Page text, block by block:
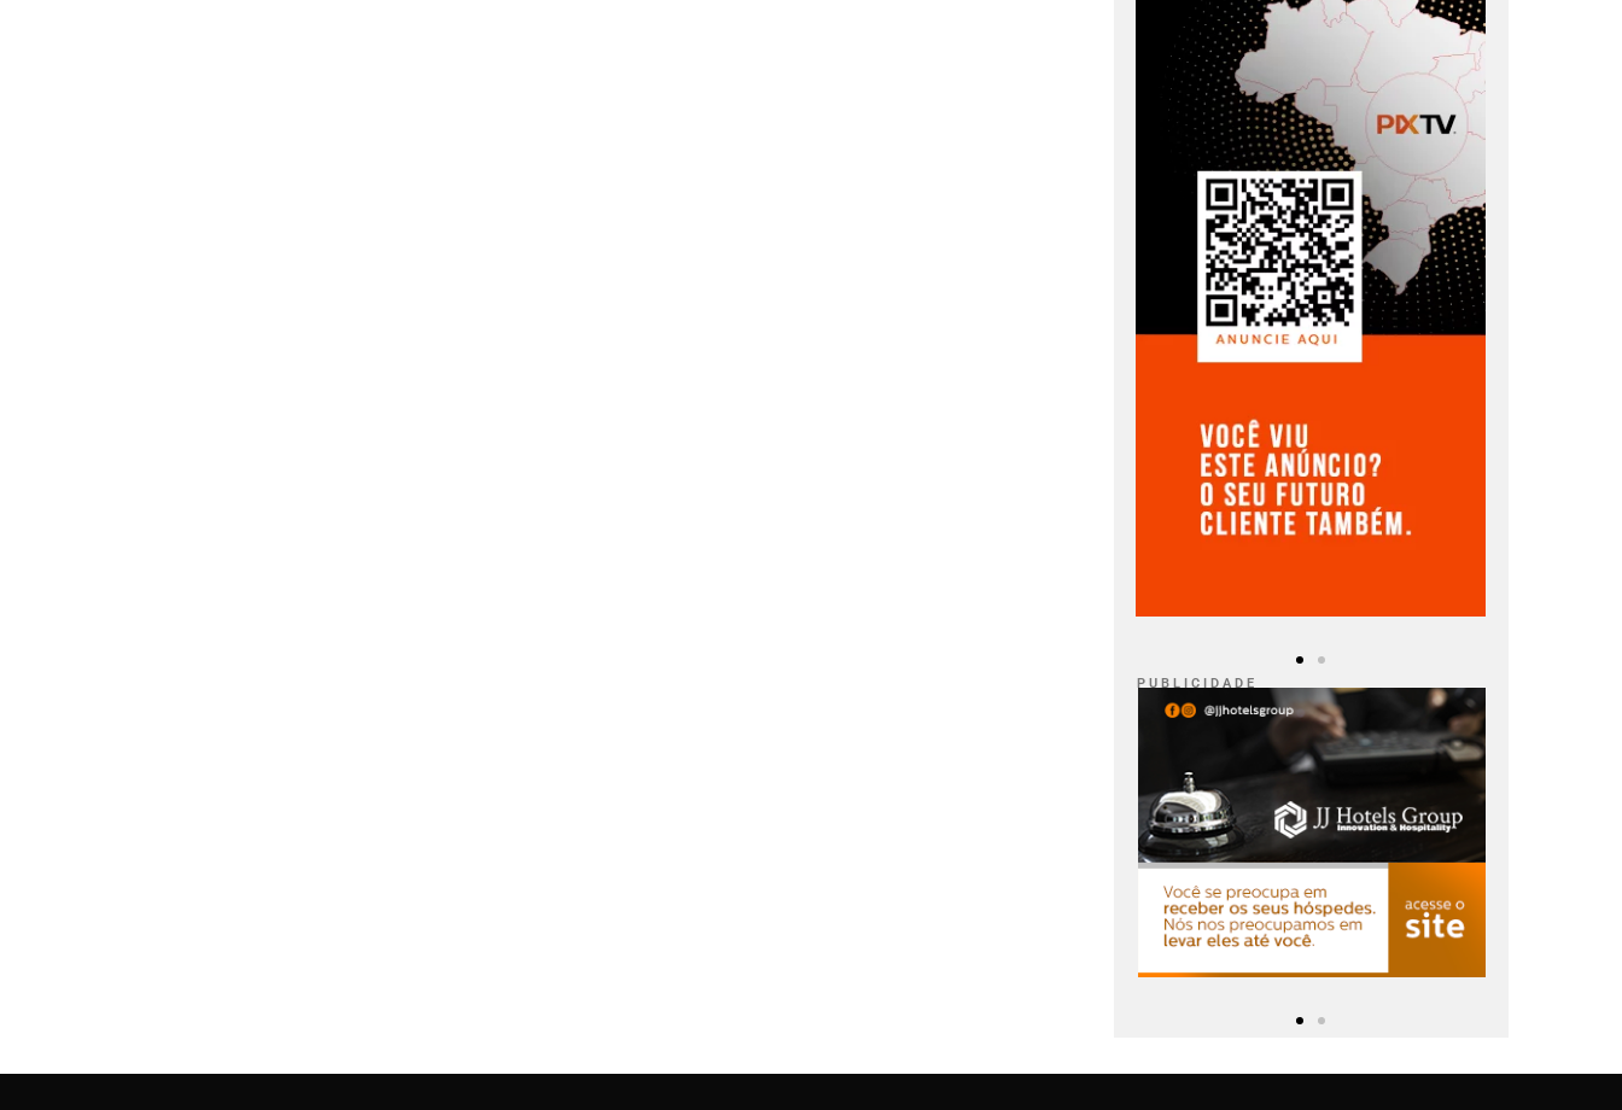
P U B L I C I D A D E